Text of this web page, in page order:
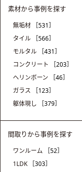
素材から事例を探す
無垢材
［531］
タイル
［566］
モルタル
［431］
コンクリート
［203］
ヘリンボーン
［46］
ガラス
［123］
躯体現し
［379］
間取りから事例を探す
ワンルーム
［52］
1LDK
［303］